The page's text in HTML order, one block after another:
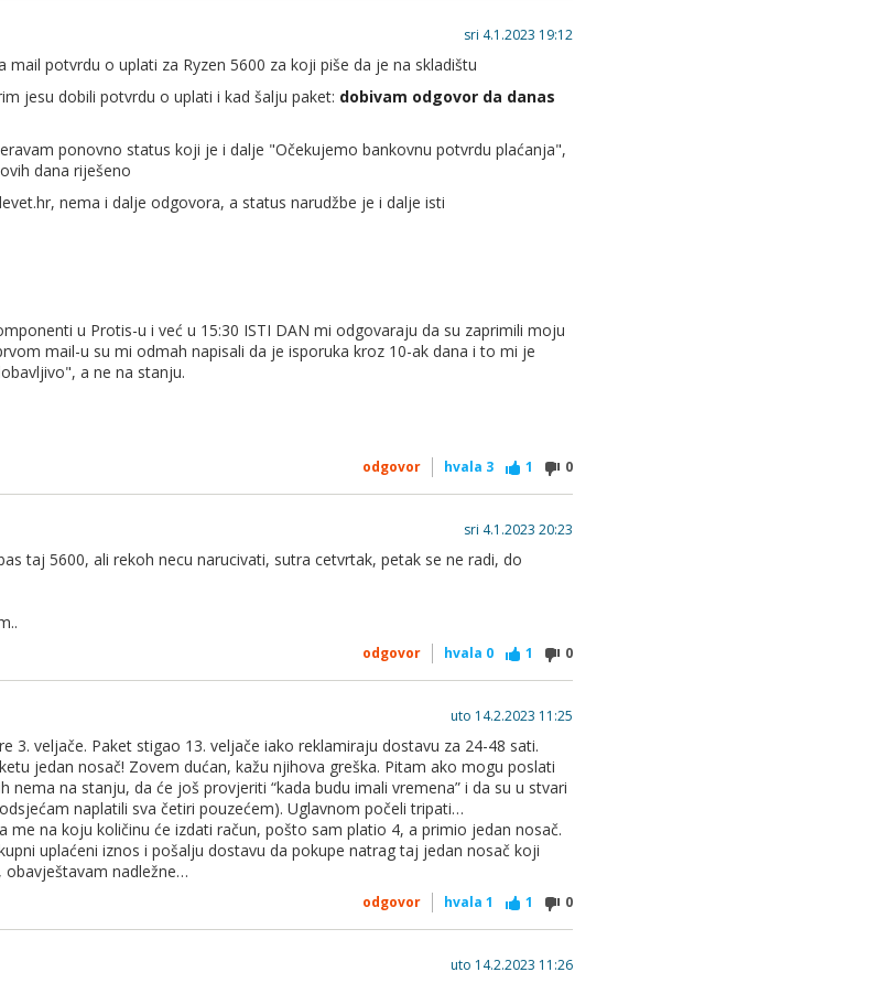
sri 4.1.2023 19:12
potvrdu o uplati za Ryzen 5600 za koji piše da je na skladištu
jesu dobili potvrdu o uplati i kad šalju paket: dobivam odgovor da danas
ponovno status koji je i dalje "Očekujemo bankovnu potvrdu plaćanja",
dana riješeno
nema i dalje odgovora, a status narudžbe je i dalje isti
u Protis-u i već u 15:30 ISTI DAN mi odgovaraju da su zaprimili moju
mail-u su mi odmah napisali da je isporuka kroz 10-ak dana i to mi je
a ne na stanju.
odgovor hvala 3 1 0
sri 4.1.2023 20:23
taj 5600, ali rekoh necu narucivati, sutra cetvrtak, petak se ne radi, do
odgovor hvala 0 1 0
uto 14.2.2023 11:25
3. veljače. Paket stigao 13. veljače iako reklamiraju dostavu za 24-48 sati.
jedan nosač! Zovem dućan, kažu njihova greška. Pitam ako mogu poslati
nema na stanju, da će još provjeriti “kada budu imali vremena” i da su u stvari
naplatili sva četiri pouzećem). Uglavnom počeli tripati…
me na koju količinu će izdati račun, pošto sam platio 4, a primio jedan nosač.
uplaćeni iznos i pošalju dostavu da pokupe natrag taj jedan nosač koji
obavještavam nadležne…
odgovor hvala 1 1 0
uto 14.2.2023 11:26